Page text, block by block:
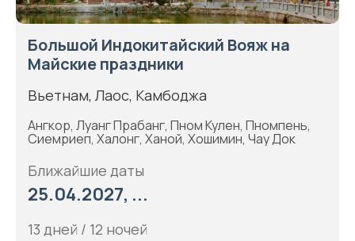
Большой Индокитайский Вояж на
Майские праздники
Вьетнам, Лаос, Камбоджа
Ангкор, Луанг Прабанг, Пном Кулен, Пномпень,
Сиемриеп, Халонг, Ханой, Хошимин, Чау Док
Ближайшие даты
25.04.2027, ...
13 дней / 12 ночей